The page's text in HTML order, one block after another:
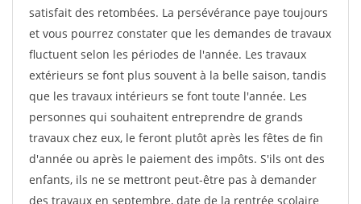
satisfait des retombées. La persévérance paye toujours
et vous pourrez constater que les demandes de travaux
fluctuent selon les périodes de l'année. Les travaux
extérieurs se font plus souvent à la belle saison, tandis
que les travaux intérieurs se font toute l'année. Les
personnes qui souhaitent entreprendre de grands
travaux chez eux, le feront plutôt après les fêtes de fin
d'année ou après le paiement des impôts. S'ils ont des
enfants, ils ne se mettront peut-être pas à demander
des travaux en septembre, date de la rentrée scolaire